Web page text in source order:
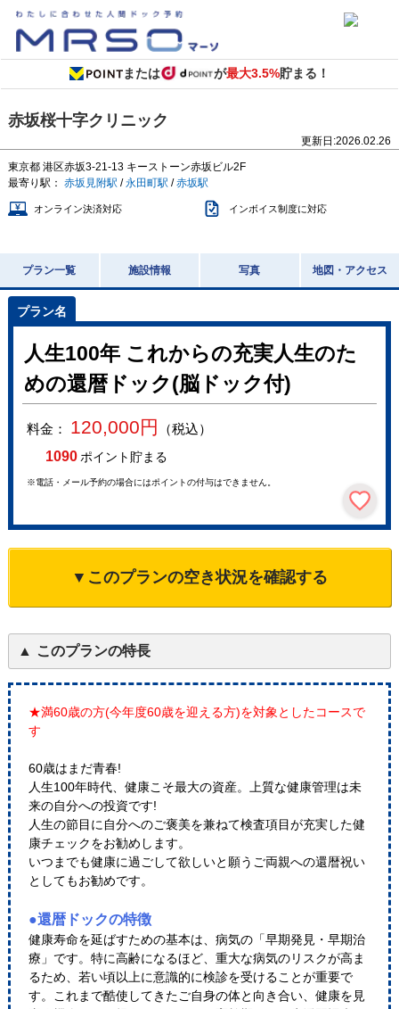
または が最大3.5%貯まる！
赤坂桜十字クリニック
更新日:2026.02.26
東京都 港区赤坂3-21-13 キーストーン赤坂ビル2F
最寄り駅： 赤坂見附駅 /永田町駅 /赤坂駅
オンライン決済対応 インボイス制度に対応
プラン一覧 施設情報 写真 地図・アクセス
人生100年 これからの充実人生のた
めの還暦ドック(脳ドック付)
料金： 120,000円
（税込）
1090ポイント貯まる
※電話・メール予約の場合にはポイントの付与はできません。
▼このプランの空き状況を確認する
このプランの特長
★満60歳の方(今年度60歳を迎える方)を対象としたコースで
す
60歳はまだ青春!
人生100年時代、健康こそ最大の資産。上質な健康管理は未
来の自分への投資です!
人生の節目に自分へのご褒美を兼ねて検査項目が充実した健
康チェックをお勧めします。
いつまでも健康に過ごして欲しいと願うご両親への還暦祝い
としてもお勧めです。
●還暦ドックの特徴
健康寿命を延ばすための基本は、病気の「早期発見・早期治
療」です。特に高齢になるほど、重大な病気のリスクが高ま
るため、若い頃以上に意識的に検診を受けることが重要で
す。これまで酷使してきたご自身の体と向き合い、健康を見